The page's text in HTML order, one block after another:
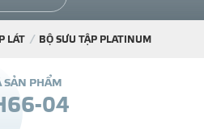
LÁT BỘ SƯU TẬP PLATINUM
SẢN PHẨM
66-04